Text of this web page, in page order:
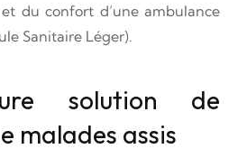
du confort d’une ambulance
Sanitaire Léger).
solution de
malades assis